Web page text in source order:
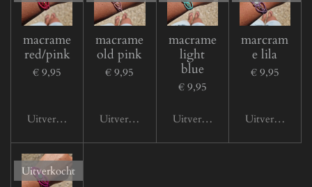
macrame
red/pink
€ 9,95
Uitverkocht
macrame
old pink
€ 9,95
Uitverkocht
macrame
light
blue
€ 9,95
Uitverkocht
marcram
e lila
€ 9,95
Uitverkocht
Uitverkocht